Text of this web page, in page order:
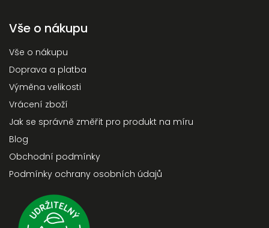
Vše o nákupu
Vše o nákupu
Doprava a platba
Výměna velikosti
Vrácení zboží
Jak se správně změřit pro produkt na míru
Blog
Obchodní podmínky
Podmínky ochrany osobních údajů